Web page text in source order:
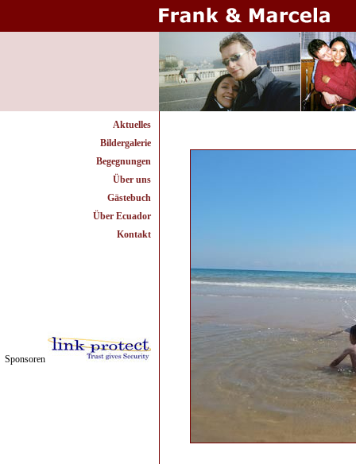
Aktuelles
Bildergalerie
Begegnungen
Über uns
Gästebuch
Über Ecuador
Kontakt
Sponsoren